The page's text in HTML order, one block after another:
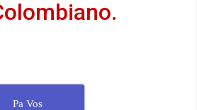
Pa Vos